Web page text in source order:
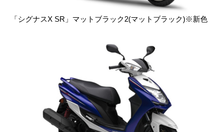
「シグナスX SR」マットブラック2(マットブラック)※新色